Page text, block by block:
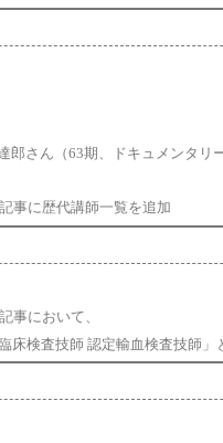
さん（63期、ドキュメンタリー
事に歴代講師一覧を追加
事において、
検査技師 認定輸血検査技師」